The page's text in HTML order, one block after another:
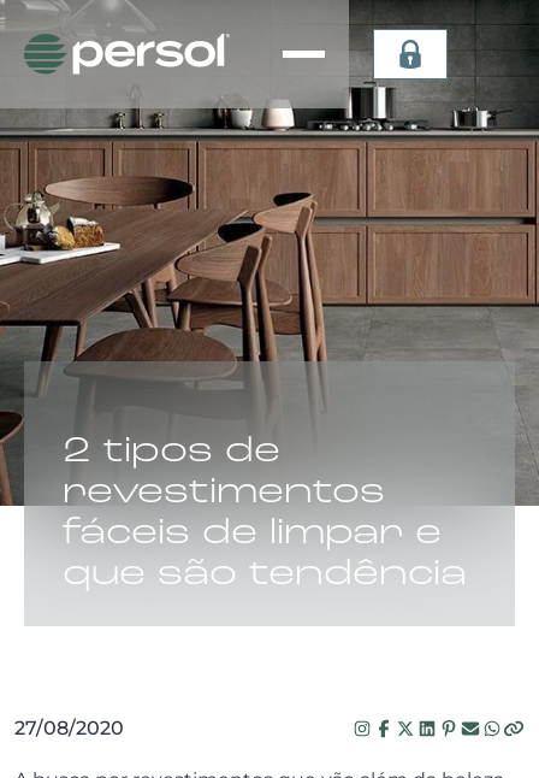
Persiana
Vertical
Sheer
Persiana
Vertical
Double
Vision
Persiana
Lummia
Plissada
Celular
Celular de
Teto
Verticel
Dual Sky
2 tipos de
revestimentos
fáceis de limpar e
que são tendência
27/08/2020